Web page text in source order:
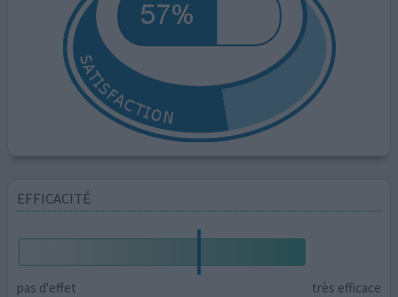
EFFICACITÉ
pas d'effet très efficace